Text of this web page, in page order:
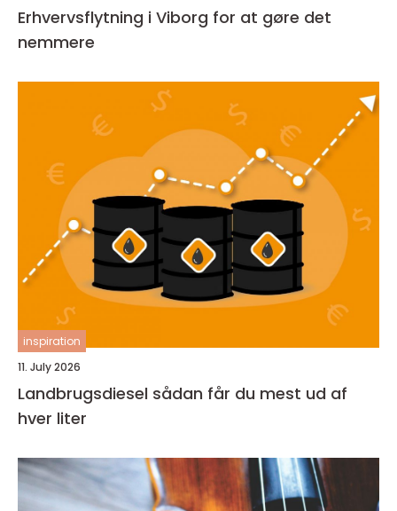
Erhvervsflytning i Viborg for at gøre det
nemmere
inspiration
11. July 2026
Landbrugsdiesel sådan får du mest ud af
hver liter